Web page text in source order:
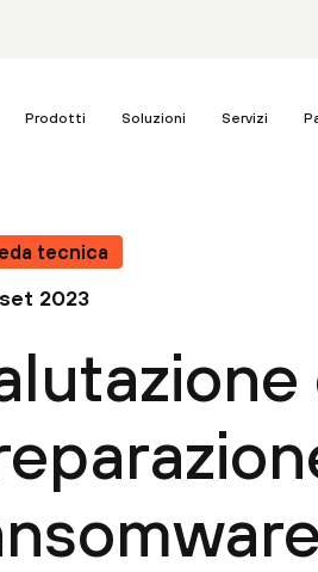
Prodotti Soluzioni Servizi
tecnica
set 2023